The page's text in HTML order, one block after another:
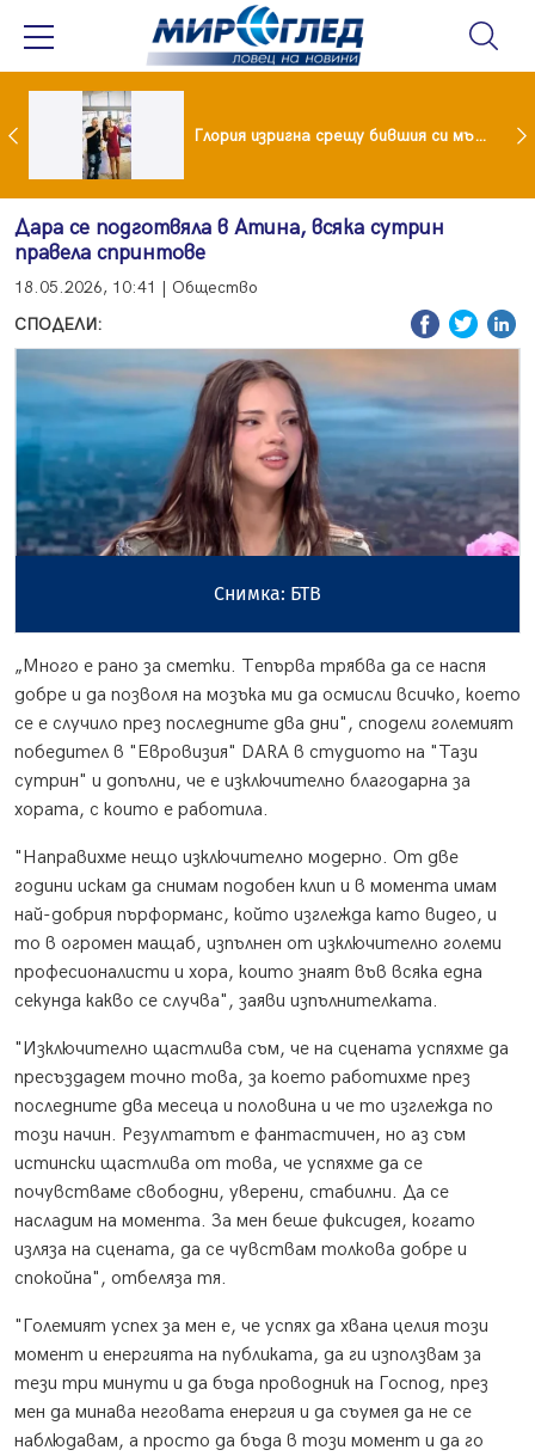
Мария и майка си построиха къща от 8000 стъклени бутилки Глория изригна срещу бившия си мъж: Беше със 120-килограмова жена! Искаше бърза печалба...
Дара се подготвяла в Атина, всяка сутрин
правела спринтове
18.05.2026, 10:41 | Общество
СПОДЕЛИ:
Снимка: БТВ
„Много е рано за сметки. Тепърва трябва да се наспя
добре и да позволя на мозъка ми да осмисли всичко, което
се е случило през последните два дни", сподели големият
победител в "Евровизия" DARA в студиото на "Тази
сутрин" и допълни, че е изключително благодарна за
хората, с които е работила.
"Направихме нещо изключително модерно. От две
години искам да снимам подобен клип и в момента имам
най-добрия пърформанс, който изглежда като видео, и
то в огромен мащаб, изпълнен от изключително големи
професионалисти и хора, които знаят във всяка една
секунда какво се случва", заяви изпълнителката.
"Изключително щастлива съм, че на сцената успяхме да
пресъздадем точно това, за което работихме през
последните два месеца и половина и че то изглежда по
този начин. Резултатът е фантастичен, но аз съм
истински щастлива от това, че успяхме да се
почувстваме свободни, уверени, стабилни. Да се
насладим на момента. За мен беше фиксидея, когато
изляза на сцената, да се чувствам толкова добре и
спокойна", отбеляза тя.
"Големият успех за мен е, че успях да хвана целия този
момент и енергията на публиката, да ги използвам за
тези три минути и да бъда проводник на Господ, през
мен да минава неговата енергия и да съумея да не се
наблюдавам, а просто да бъда в този момент и да го